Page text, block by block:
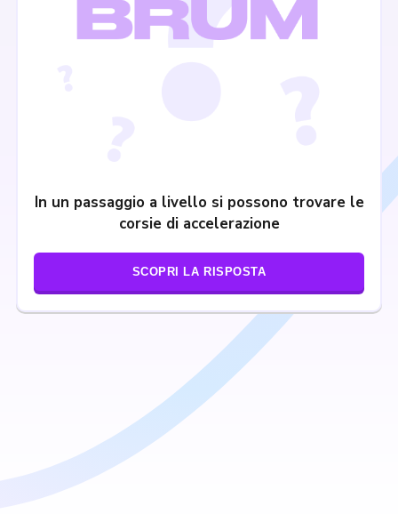
In un passaggio a livello si possono trovare le
corsie di accelerazione
SCOPRI LA RISPOSTA